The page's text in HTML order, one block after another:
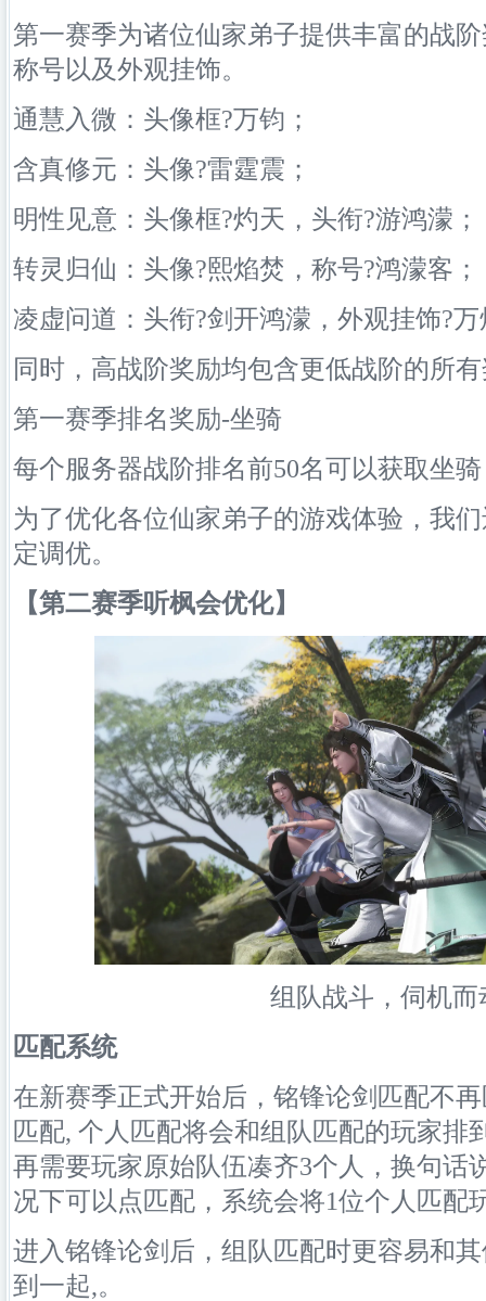
第一赛季为诸位仙家弟子提供丰富的战
称号以及外观挂饰。
通慧入微：头像框?万钧；
含真修元：头像?雷霆震；
明性见意：头像框?灼天，头衔?游鸿濛；
转灵归仙：头像?熙焰焚，称号?鸿濛客；
凌虚问道：头衔?剑开鸿濛，外观挂饰?
同时，高战阶奖励均包含更低战阶的所
第一赛季排名奖励-坐骑
每个服务器战阶排名前50名可以获取坐
为了优化各位仙家弟子的游戏体验，我
定调优。
【第二赛季听枫会优化】
组队战斗，伺机而
匹配系统
在新赛季正式开始后，铭锋论剑匹配不
匹配, 个人匹配将会和组队匹配的玩家排
再需要玩家原始队伍凑齐3个人，换句话
况下可以点匹配，系统会将1位个人匹配
进入铭锋论剑后，组队匹配时更容易和
到一起,。